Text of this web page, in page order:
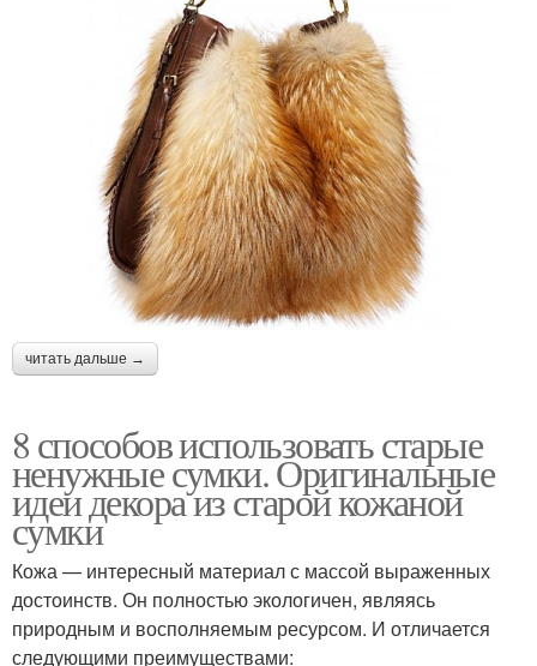
читать дальше →
8 способов использовать старые
ненужные сумки. Оригинальные
идеи декора из старой кожаной
сумки
Кожа — интересный материал с массой выраженных
достоинств. Он полностью экологичен, являясь
природным и восполняемым ресурсом. И отличается
следующими преимуществами: